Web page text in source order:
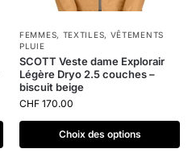
FEMMES, TEXTILES, VÊTEMENTS
PLUIE
SCOTT Veste dame Explorair
Légère Dryo 2.5 couches –
biscuit beige
CHF 170.00
Choix des options